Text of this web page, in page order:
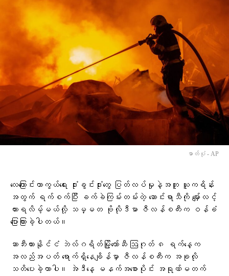
ဓာတ်ပုံ - AP
လေကြောင်းကာကွယ်ရေး ဒုံးခွင်းဒုံးတွေ ပြတ်လပ်မှုနဲ့အတူ ယူကရိန်း
အတွက် ရက်စက်ပြီး ခက်ခဲကြမ်းတမ်းတဲ့ ဆောင်းရာသီကို မျှော်လင့်
ထားရလိမ့်မယ်လို့ သမ္မတ ဗိုလိုဒီမာ ဇီလန်စကီးက ဝန်ခံ
ပြောကြားခဲ့ပါတယ်။
ဆာဘီးယားနိုင်ငံ ဘဲလ်ဂရိတ်မြို့တော်ဆီ ဩဂုတ် ၈ ရက်နေ့က
အလည်အပတ် ရောက်ရှိနေချိန်မှာ ဇီလန်စကီးက အခုလို
သတိပေးခဲ့တာပါ။ အဲဒီနေ့ မနက်အစောပိုင်း အရုဏ်မတက်